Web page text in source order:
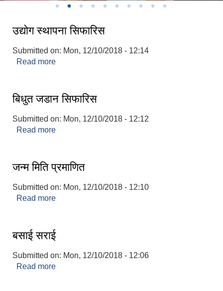
उद्योग स्थापना सिफारिस
Submitted on: Mon, 12/10/2018 - 12:14
Read more
बिधुत जडान सिफारिस
Submitted on: Mon, 12/10/2018 - 12:12
Read more
जन्म मिति प्रमाणित
Submitted on: Mon, 12/10/2018 - 12:10
Read more
बसाई सराई
Submitted on: Mon, 12/10/2018 - 12:06
Read more